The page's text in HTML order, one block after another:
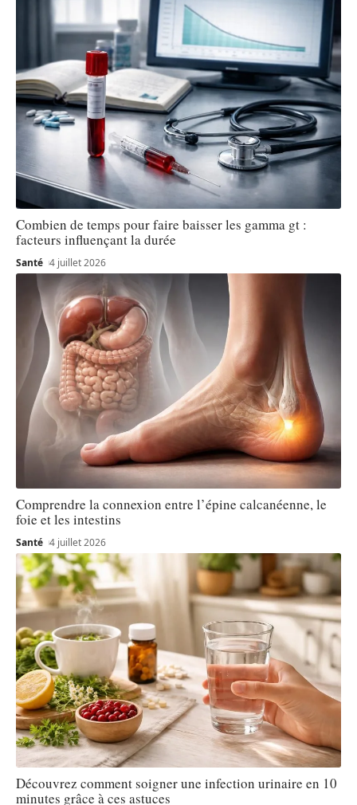
Combien de temps pour faire baisser les gamma gt :
facteurs influençant la durée
Santé 4 juillet 2026
Comprendre la connexion entre l’épine calcanéenne, le
foie et les intestins
Santé 4 juillet 2026
Découvrez comment soigner une infection urinaire en 10
minutes grâce à ces astuces